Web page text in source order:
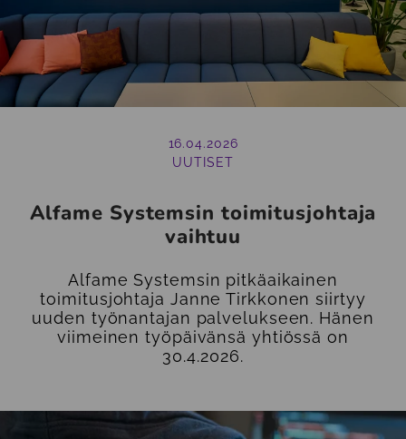
16.04.2026
UUTISET
Alfame Systemsin toimitusjohtaja
vaihtuu
Alfame Systemsin pitkäaikainen
toimitusjohtaja Janne Tirkkonen siirtyy
uuden työnantajan palvelukseen. Hänen
viimeinen työpäivänsä yhtiössä on
30.4.2026.